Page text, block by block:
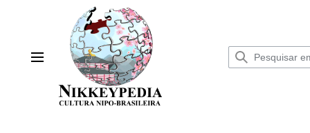
Menu principal